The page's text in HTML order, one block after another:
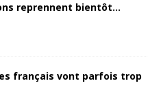
reprennent bientôt…
les français vont parfois trop